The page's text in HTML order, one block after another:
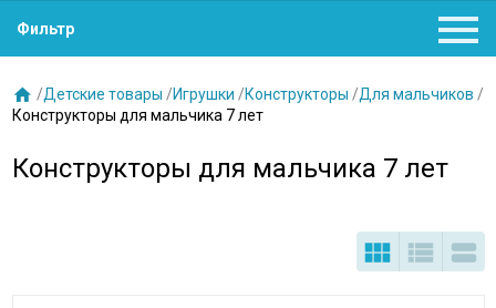
Фильтр 
 /Детские товары /Игрушки /Конструкторы /Для мальчиков /
Конструкторы для мальчика 7 лет
Конструкторы для мальчика 7 лет
  